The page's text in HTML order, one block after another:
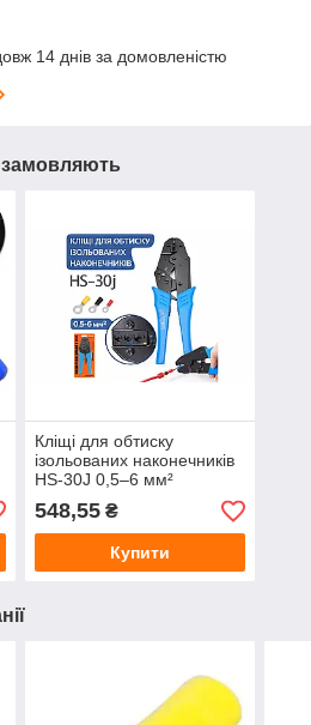
14 днів за домовленістю
Кліщі для обтиску
ізольованих наконечників
HS-30J 0,5–6 мм²
548,55₴
Купити